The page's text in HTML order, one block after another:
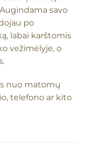
savo
po
labai karštomis
vežimėlyje, o
nuo matomų
telefono ar kito